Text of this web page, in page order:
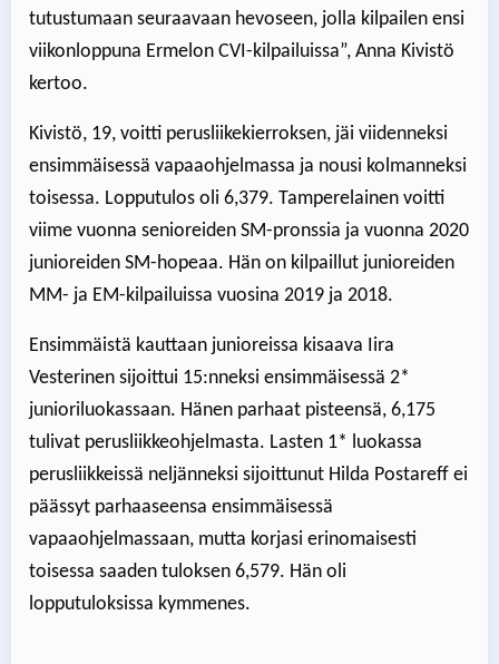
tutustumaan seuraavaan hevoseen, jolla kilpailen ensi
viikonloppuna Ermelon CVI-kilpailuissa”, Anna Kivistö
kertoo.
Kivistö, 19, voitti perusliikekierroksen, jäi viidenneksi
ensimmäisessä vapaaohjelmassa ja nousi kolmanneksi
toisessa. Lopputulos oli 6,379. Tamperelainen voitti
viime vuonna senioreiden SM-pronssia ja vuonna 2020
junioreiden SM-hopeaa. Hän on kilpaillut junioreiden
MM- ja EM-kilpailuissa vuosina 2019 ja 2018.
Ensimmäistä kauttaan junioreissa kisaava Iira
Vesterinen sijoittui 15:nneksi ensimmäisessä 2*
junioriluokassaan. Hänen parhaat pisteensä, 6,175
tulivat perusliikkeohjelmasta. Lasten 1* luokassa
perusliikkeissä neljänneksi sijoittunut Hilda Postareff ei
päässyt parhaaseensa ensimmäisessä
vapaaohjelmassaan, mutta korjasi erinomaisesti
toisessa saaden tuloksen 6,579. Hän oli
lopputuloksissa kymmenes.